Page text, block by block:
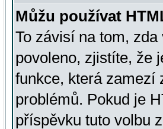
Můžu používat
To závisí na tom,
povoleno, zjistíte, že
funkce, která zamezí
problémů. Pokud je
příspěvku tuto volbu